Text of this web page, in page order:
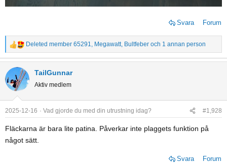
Svara Forum
R
e
a
c
t
i
o
n
s
:
Deleted member 65291, Megawatt, Bultfeber och 1 annan person
TailGunnar
Aktiv medlem
2025-12-16 Vad gjorde du med din utrustning idag? #1,928
Fläckarna är bara lite patina. Påverkar inte plaggets funktion på
något sätt.
Svara Forum